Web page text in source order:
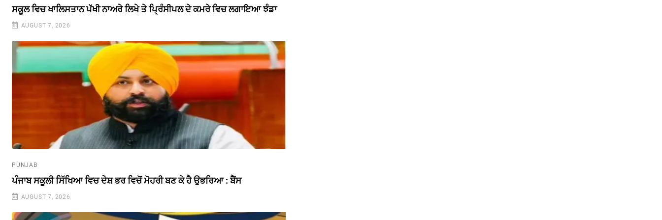
ਸਕੂਲ ਵਿਚ ਖਾਲਿਸਤਾਨ ਪੱਖੀ ਨਾਅਰੇ ਲਿਖੇ ਤੇ ਪ੍ਰਿੰਸੀਪਲ ਦੇ ਕਮਰੇ ਵਿਚ ਲਗਾਇਆ ਝੰਡਾ
AUGUST 7, 2026
PUNJAB
ਪੰਜਾਬ ਸਕੂਲੀ ਸਿੱਖਿਆ ਵਿਚ ਦੇਸ਼ ਭਰ ਵਿਚੋਂ ਮੋਹਰੀ ਬਣ ਕੇ ਹੈ ਉਭਰਿਆ : ਬੈਂਸ
AUGUST 7, 2026